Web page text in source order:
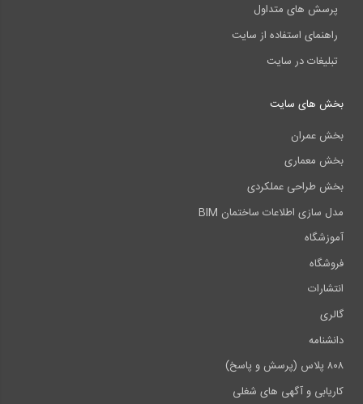
پرسش های متداول
راهنمای استفاده از سایت
تبلیغات در سایت
بخش های سایت
بخش عمران
بخش معماری
بخش طراحی عملکردی
مدل سازی اطلاعات ساختمان BIM
آموزشگاه
فروشگاه
انتشارات
گالری
دانشنامه
۸۰۸ پلاس (پرسش و پاسخ)
کاریابی و آگهی های شغلی